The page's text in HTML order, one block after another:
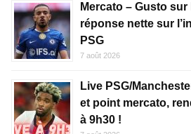
Mercato – Gusto sur
réponse nette sur
PSG
7 août 2026
Live PSG/
et point mercato,
à 9h30 !